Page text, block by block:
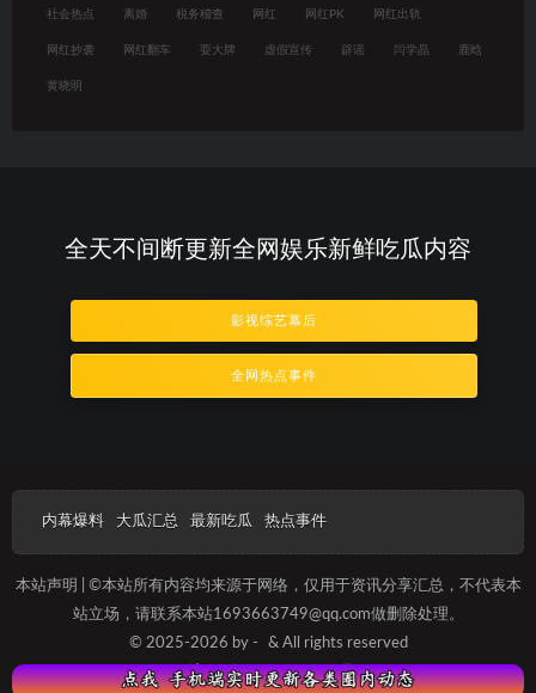
社会热点 离婚 税务稽查 网红 网红PK 网红出轨
网红抄袭 网红翻车 耍大牌 虚假宣传 辟谣 闫学晶 鹿晗
黄晓明
全天不间断更新全网娱乐新鲜吃瓜内容
影视综艺幕后
全网热点事件
内幕爆料 大瓜汇总 最新吃瓜 热点事件
本站声明 | ©本站所有内容均来源于网络，仅用于资讯分享汇总，不代表本
站立场，请联系本站1693663749@qq.com做删除处理。
© 2025-2026 by -
& All rights reserved
沪ICP备2025012096号